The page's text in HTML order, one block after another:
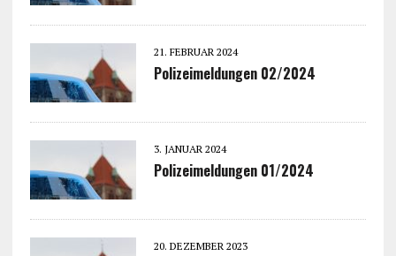
21. FEBRUAR 2024
Polizeimeldungen 02/2024
3. JANUAR 2024
Polizeimeldungen 01/2024
20. DEZEMBER 2023